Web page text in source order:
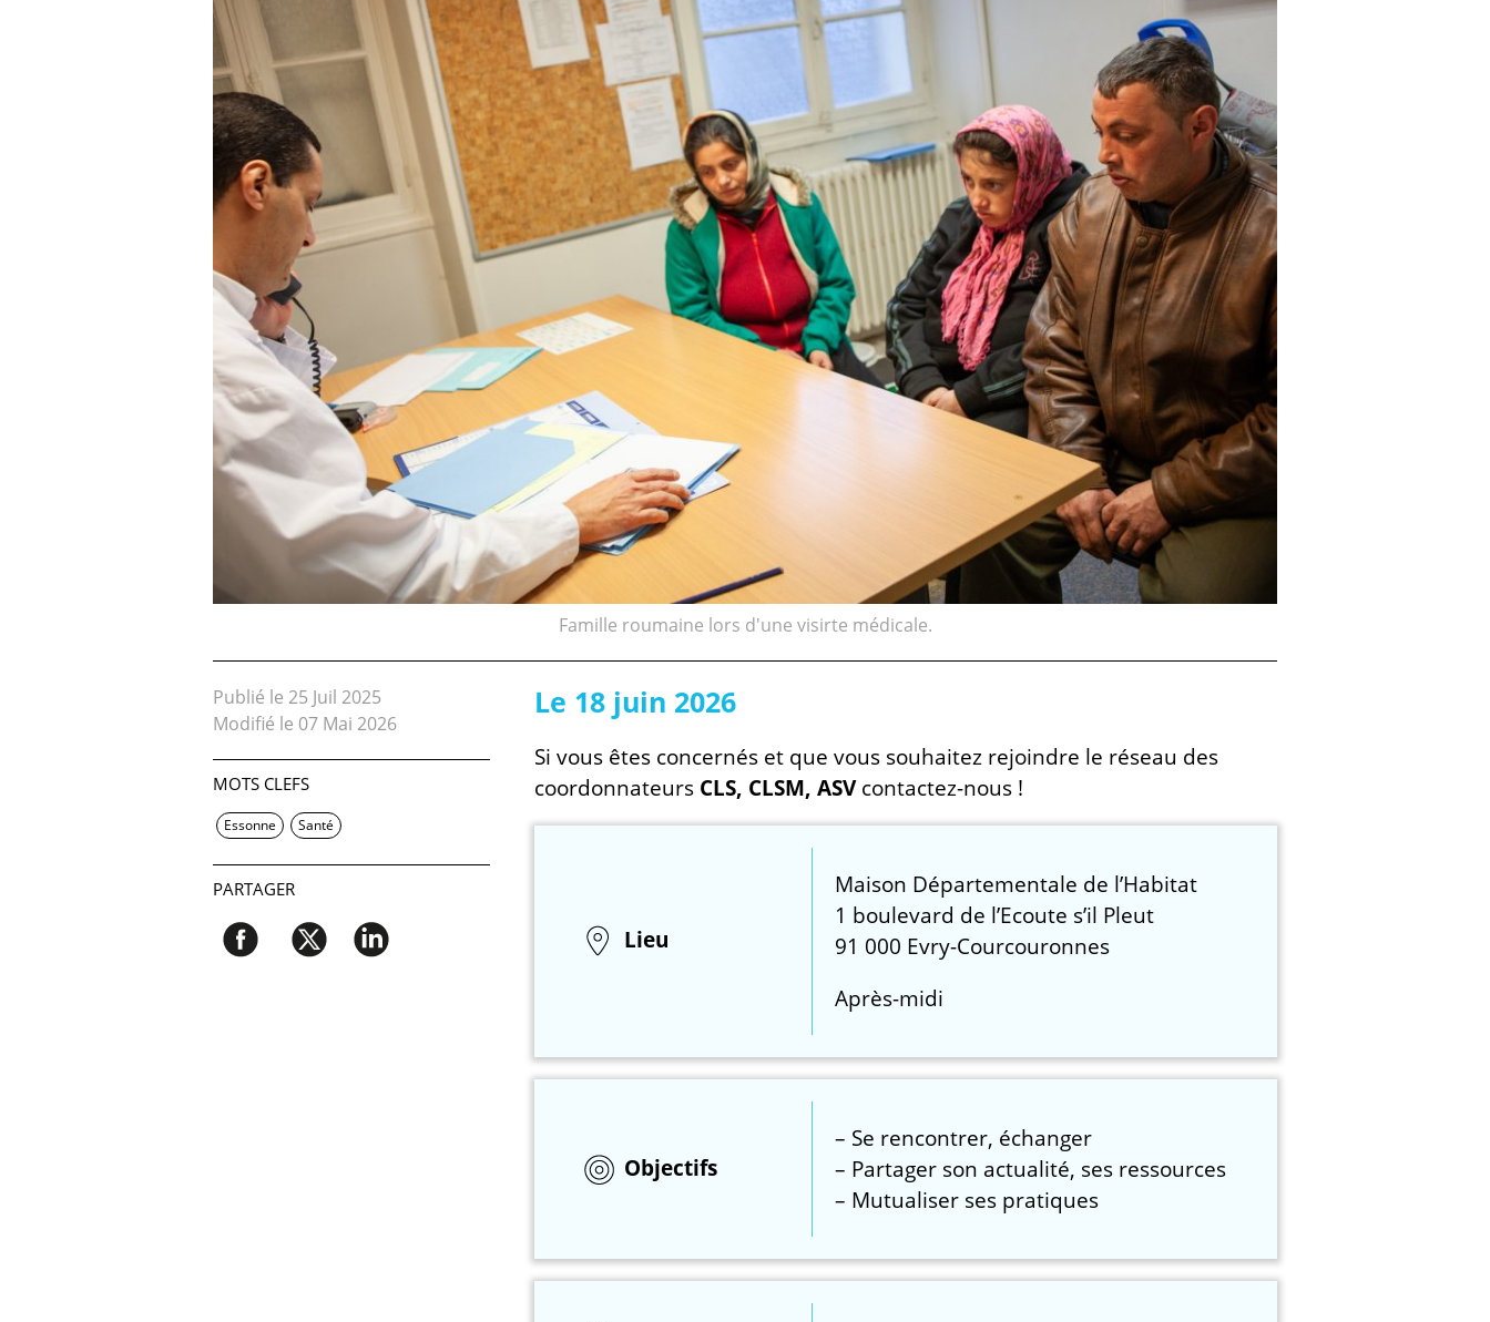
Famille roumaine lors d'une visirte médicale.
Le 18 juin 2026
Si vous êtes concernés et que vous souhaitez rejoindre le réseau des
coordonnateurs CLS, CLSM, ASVcontactez-nous !
Lieu
Maison Départementale de l’Habitat
1 boulevard de l’Ecoute s’il Pleut
91 000 Evry-Courcouronnes
Après-midi
Objectifs
– Se rencontrer, échanger
– Partager son actualité, ses ressources
– Mutualiser ses pratiques
Publié le 25 Juil 2025
Modifié le 07 Mai 2026
MOTS CLEFS
Essonne Santé
PARTAGER